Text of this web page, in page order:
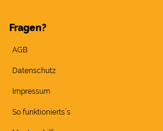
Fragen?
AGB
Datenschutz
Impressum
So funktionierts`s